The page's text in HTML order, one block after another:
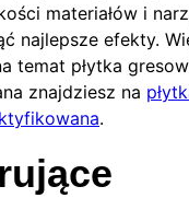
materiałów i
najlepsze efekty.
temat płytka
znajdziesz na
.